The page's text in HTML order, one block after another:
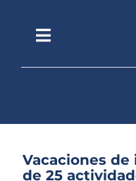
contenidoToggle
Navigation
Vacaciones
de 25